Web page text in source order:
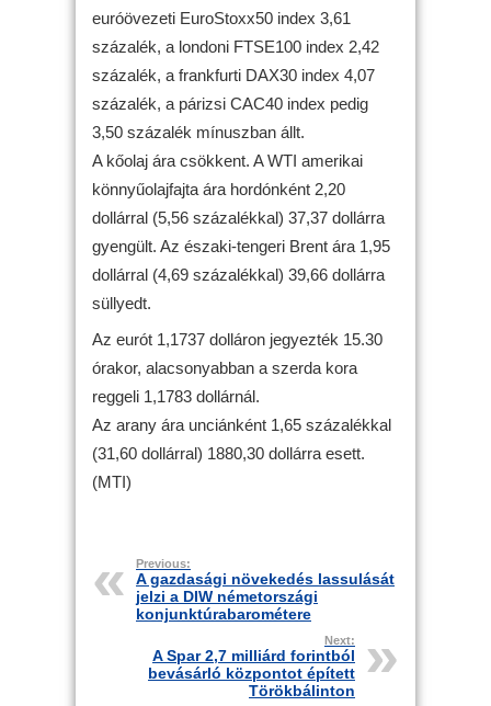
euróövezeti EuroStoxx50 index 3,61
százalék, a londoni FTSE100 index 2,42
százalék, a frankfurti DAX30 index 4,07
százalék, a párizsi CAC40 index pedig
3,50 százalék mínuszban állt.
A kőolaj ára csökkent. A WTI amerikai
könnyűolajfajta ára hordónként 2,20
dollárral (5,56 százalékkal) 37,37 dollárra
gyengült. Az északi-tengeri Brent ára 1,95
dollárral (4,69 százalékkal) 39,66 dollárra
süllyedt.
Az eurót 1,1737 dolláron jegyezték 15.30
órakor, alacsonyabban a szerda kora
reggeli 1,1783 dollárnál.
Az arany ára unciánként 1,65 százalékkal
(31,60 dollárral) 1880,30 dollárra esett.
(MTI)
Previous:
A gazdasági növekedés lassulását
jelzi a DIW németországi
konjunktúrabarométere
Next:
A Spar 2,7 milliárd forintból
bevásárló központot épített
Törökbálinton